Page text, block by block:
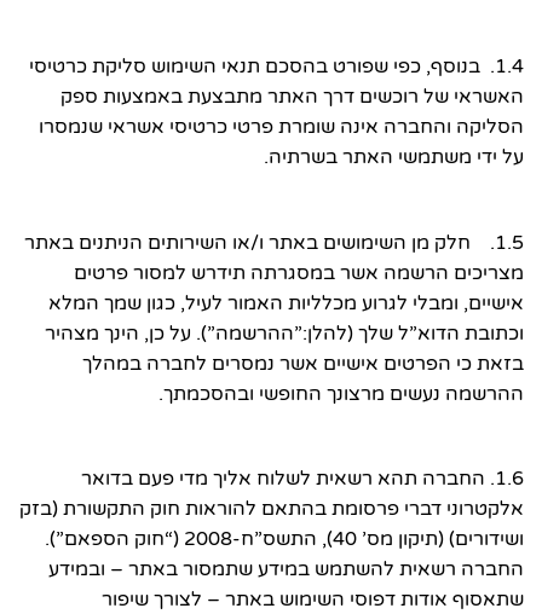
1.4. בנוסף, כפי שפורט בהסכם תנאי השימוש סליקת כרטיסי
האשראי של רוכשים דרך האתר מתבצעת באמצעות ספק
הסליקה והחברה אינה שומרת פרטי כרטיסי אשראי שנמסרו
על ידי משתמשי האתר בשרתיה.
1.5. חלק מן השימושים באתר ו/או השירותים הניתנים באתר
מצריכים הרשמה אשר במסגרתה תידרש למסור פרטים
אישיים, ומבלי לגרוע מכלליות האמור לעיל, כגון שמך המלא
וכתובת הדוא”ל שלך (להלן:”ההרשמה”). על כן, הינך מצהיר
בזאת כי הפרטים אישיים אשר נמסרים לחברה במהלך
ההרשמה נעשים מרצונך החופשי ובהסכמתך.
1.6. החברה תהא רשאית לשלוח אליך מדי פעם בדואר
אלקטרוני דברי פרסומת בהתאם להוראות חוק התקשורת (בזק
ושידורים) (תיקון מס’ 40), התשס”ח-2008 (“חוק הספאם”).
החברה רשאית להשתמש במידע שתמסור באתר – ובמידע
שתאסוף אודות דפוסי השימוש באתר – לצורך שיפור